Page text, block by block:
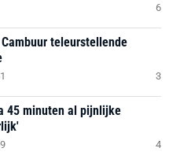
6
teleurstellende
3
45 minuten al pijnlijke
4